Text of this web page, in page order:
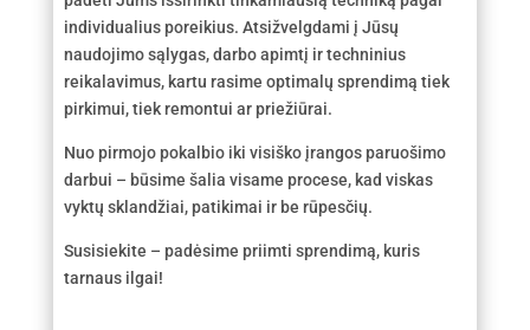
individualius poreikius. Atsižvelgdami į Jūsų
naudojimo sąlygas, darbo apimtį ir techninius
reikalavimus, kartu rasime optimalų sprendimą tiek
pirkimui, tiek remontui ar priežiūrai.
Nuo pirmojo pokalbio iki visiško įrangos paruošimo
darbui – būsime šalia visame procese, kad viskas
vyktų sklandžiai, patikimai ir be rūpesčių.
Susisiekite – padėsime priimti sprendimą, kuris
tarnaus ilgai!